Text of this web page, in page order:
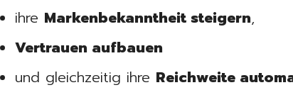
ihre Markenbekanntheit steigern,
Vertrauen aufbauen
und gleichzeitig ihre Reichweite